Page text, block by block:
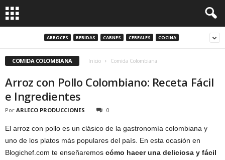
ARROCES BEBIDAS CARNES CEREALES COCINA
COMIDA COLOMBIANA Inicio Comida Colombiana
Arroz con Pollo Colombiano: Receta Fácil
e Ingredientes
Por ARLECO PRODUCCIONES 0
El arroz con pollo es un clásico de la gastronomía colombiana y
uno de los platos más populares del país. En esta ocasión en
Blogichef.com te enseñaremos cómo hacer una deliciosa y fácil